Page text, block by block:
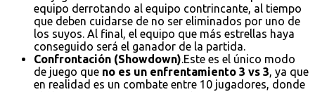
equipo derrotando al equipo contrincante, al tiempo
que deben cuidarse de no ser eliminados por uno de
los suyos. Al final, el equipo que más estrellas haya
conseguido será el ganador de la partida.
Confrontación (Showdown).Este es el único modo
de juego que no es un enfrentamiento 3 vs 3, ya que
en realidad es un combate entre 10 jugadores, donde